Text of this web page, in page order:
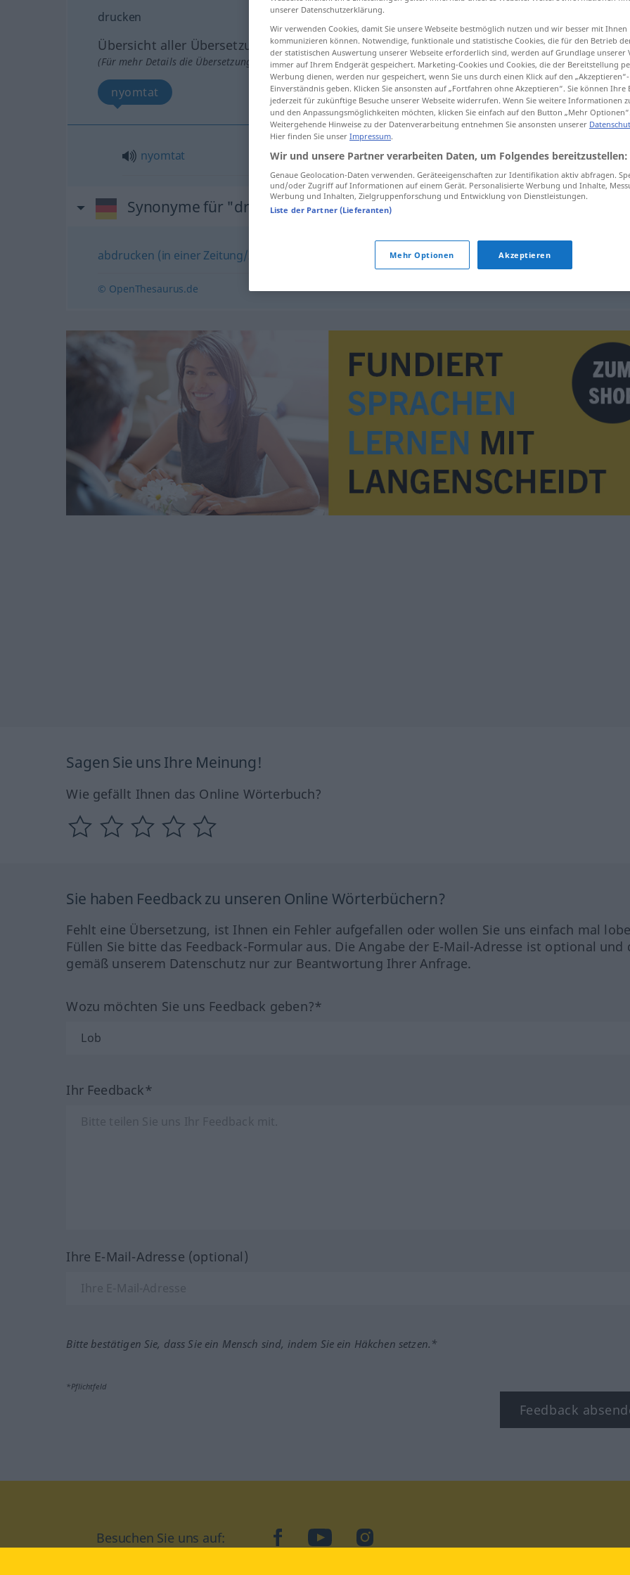
drucken
Übersicht aller Übersetzungen
(Für mehr Details die Übersetzung anklicken/antippen)
nyomtat
nyomtat drucken
Synonyme für "drucken"
abdrucken (in einer Zeitung/Zeitschrift)
© OpenThesaurus.de
Sagen Sie uns Ihre Meinung!
Wie gefällt Ihnen das Online Wörterbuch?
Sie haben Feedback zu unseren Online Wörterbüchern?
Fehlt eine Übersetzung, ist Ihnen ein Fehler aufgefallen oder wollen Sie uns einfach mal
Füllen Sie bitte das Feedback-Formular aus. Die Angabe der E-Mail-Adresse ist optional und
gemäß unserem Datenschutz nur zur Beantwortung Ihrer Anfrage.
Wozu möchten Sie uns Feedback geben?*
Ihr Feedback*
Ihre E-Mail-Adresse (optional)
Bitte bestätigen Sie, dass Sie ein Mensch sind, indem Sie ein Häkchen setzen.*
*Pflichtfeld
Feedback
Besuchen Sie uns auf: facebookYouTubeInstagram
unserer Datenschutzerklärung.
Wir verwenden Cookies, damit Sie unsere Webseite bestmöglich nutzen und wir besser mit Ihnen
kommunizieren können. Notwendige, funktionale und statistische Cookies, die für den Betrieb
der statistischen Auswertung unserer Webseite erforderlich sind, werden auf Grundlage unserer
immer auf Ihrem Endgerät gespeichert. Marketing-Cookies und Cookies, die der Bereitstellung
Werbung dienen, werden nur gespeichert, wenn Sie uns durch einen Klick auf den
Einverständnis geben. Klicken Sie ansonsten auf „Fortfahren ohne Akzeptieren“. Sie können
jederzeit für zukünftige Besuche unserer Webseite widerrufen. Wenn Sie weitere Informationen
und den Anpassungsmöglichkeiten möchten, klicken Sie einfach auf den Button „Mehr
Weitergehende Hinweise zu der Datenverarbeitung entnehmen Sie ansonsten unserer
Hier finden Sie unser Impressum.
Wir und unsere Partner verarbeiten Daten, um Folgendes bereitzustellen:
Genaue Geolocation-Daten verwenden. Geräteeigenschaften zur Identifikation aktiv abfragen.
und/oder Zugriff auf Informationen auf einem Gerät. Personalisierte Werbung und Inhalte,
Werbung und Inhalten, Zielgruppenforschung und Entwicklung von Dienstleistungen.
Liste der Partner (Lieferanten)
Mehr Optionen Akzeptieren